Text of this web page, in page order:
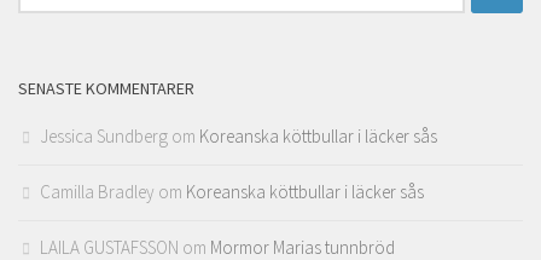
efter:
SENASTE KOMMENTARER
Jessica Sundberg om Koreanska köttbullar i läcker sås
Camilla Bradley om Koreanska köttbullar i läcker sås
LAILA GUSTAFSSON om Mormor Marias tunnbröd